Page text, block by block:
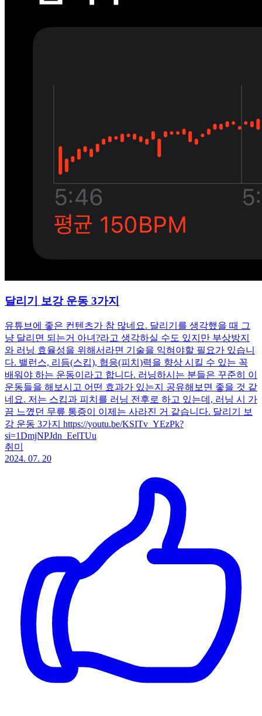
달리기 보강 운동 3가지
유튜브에 좋은 컨텐츠가 참 많네요. 달리기를 생각했을 때 그
냥 달리면 되는거 아녀?라고 생각하실 수도 있지만 부상방지
와 러닝 효율성을 위해서라면 기술을 익혀야할 필요가 있습니
다. 밸런스, 리듬(스킵), 협응(피치)력을 향상 시킬 수 있는 꼭
배워야 하는 운동이라고 합니다. 러닝하시는 분들은 꾸준히 이
운동들을 해보시고 어떤 효과가 있는지 공유해보면 좋을 것 같
네요. 저는 스킵과 피치를 러닝 전후로 하고 있는데, 러닝 시 가
끔 느꼈던 무릎 통증이 이제는 사라진 거 같습니다. 달리기 보
강 운동 3가지 https://youtu.be/KSITv_YEzPk?
si=1DmjNPJdn_EelTUu
취미
2024. 07. 20